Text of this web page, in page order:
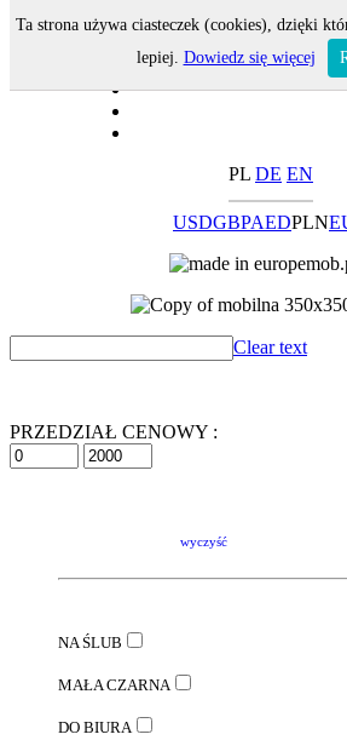
PL DE EN
USDGBPAEDPLN
Clear text
PRZEDZIAŁ CENOWY :
wyczyść
NA ŚLUB
MAŁA CZARNA
DO BIURA
Ta strona używa ciasteczek (cookies), dzięki
lepiej. Dowiedz się więcej